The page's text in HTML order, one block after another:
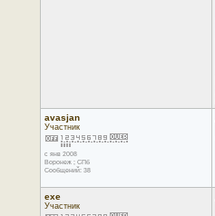
avasjan
Участник
с янв 2008
Воронеж ; СПб
Сообщений: 38
exe
Участник